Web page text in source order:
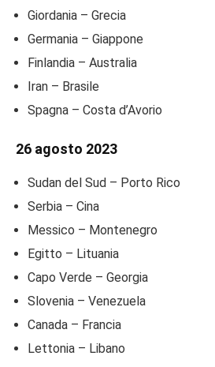
Giordania – Grecia
Germania – Giappone
Finlandia – Australia
Iran – Brasile
Spagna – Costa d’Avorio
26 agosto 2023
Sudan del Sud – Porto Rico
Serbia – Cina
Messico – Montenegro
Egitto – Lituania
Capo Verde – Georgia
Slovenia – Venezuela
Canada – Francia
Lettonia – Libano